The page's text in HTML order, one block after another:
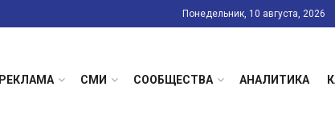
Понедельник, 10 августа, 2026
РЕКЛАМА СМИ СООБЩЕСТВА АНАЛИТИКА